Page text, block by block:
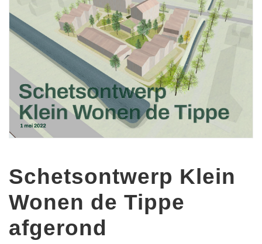
Schetsontwerp Klein
Wonen de Tippe
afgerond